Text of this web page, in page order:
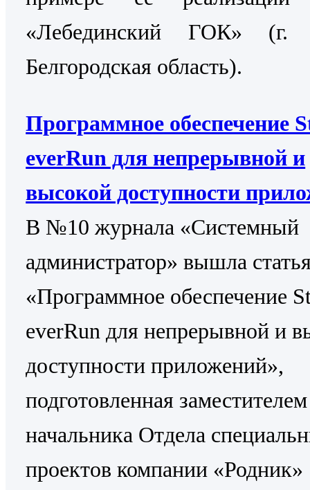
«Лебединский ГОК» (г.
Белгородская область).
Программное обеспечение
everRun для непрерывной и
высокой доступности
В №10 журнала «Системный
администратор» вышла
«Программное обеспечение
everRun для непрерывной и
доступности приложений»,
подготовленная заместителем
начальника Отдела
проектов компании «Родник»